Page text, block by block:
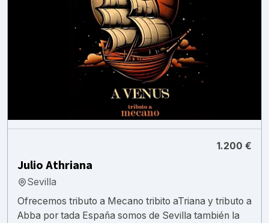
1.200 €
Julio Athriana
Sevilla
Ofrecemos tributo a Mecano tribito aTriana y tributo a
Abba por tada España somos de Sevilla también la